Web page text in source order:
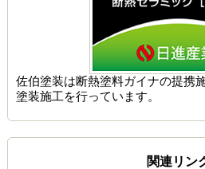
佐伯塗装は断熱塗料ガイナの提携
塗装施工を行っています。
関連リン